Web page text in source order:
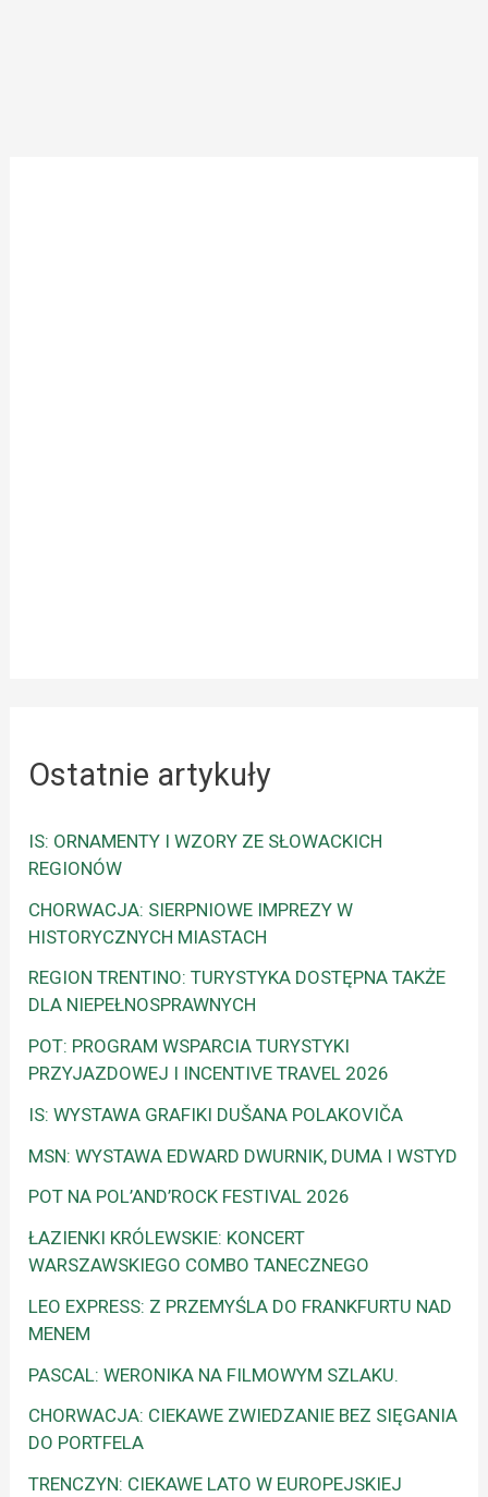
Ostatnie artykuły
IS: ORNAMENTY I WZORY ZE SŁOWACKICH
REGIONÓW
CHORWACJA: SIERPNIOWE IMPREZY W
HISTORYCZNYCH MIASTACH
REGION TRENTINO: TURYSTYKA DOSTĘPNA TAKŻE
DLA NIEPEŁNOSPRAWNYCH
POT: PROGRAM WSPARCIA TURYSTYKI
PRZYJAZDOWEJ I INCENTIVE TRAVEL 2026
IS: WYSTAWA GRAFIKI DUŠANA POLAKOVIČA
MSN: WYSTAWA EDWARD DWURNIK, DUMA I WSTYD
POT NA POL’AND’ROCK FESTIVAL 2026
ŁAZIENKI KRÓLEWSKIE: KONCERT
WARSZAWSKIEGO COMBO TANECZNEGO
LEO EXPRESS: Z PRZEMYŚLA DO FRANKFURTU NAD
MENEM
PASCAL: WERONIKA NA FILMOWYM SZLAKU.
CHORWACJA: CIEKAWE ZWIEDZANIE BEZ SIĘGANIA
DO PORTFELA
TRENCZYN: CIEKAWE LATO W EUROPEJSKIEJ